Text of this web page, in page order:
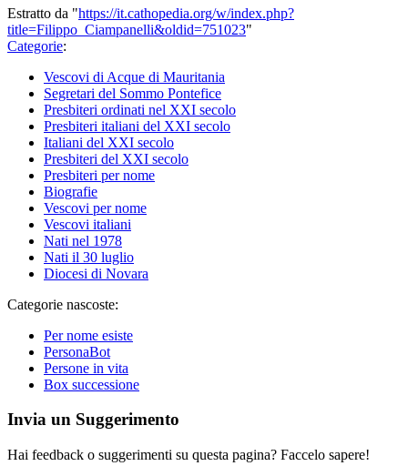
Estratto da "https://it.cathopedia.org/w/index.php?
title=Filippo_Ciampanelli&oldid=751023"
Categorie:
Vescovi di Acque di Mauritania
Segretari del Sommo Pontefice
Presbiteri ordinati nel XXI secolo
Presbiteri italiani del XXI secolo
Italiani del XXI secolo
Presbiteri del XXI secolo
Presbiteri per nome
Biografie
Vescovi per nome
Vescovi italiani
Nati nel 1978
Nati il 30 luglio
Diocesi di Novara
Categorie nascoste:
Per nome esiste
PersonaBot
Persone in vita
Box successione
Invia un Suggerimento
Hai feedback o suggerimenti su questa pagina? Faccelo sapere!